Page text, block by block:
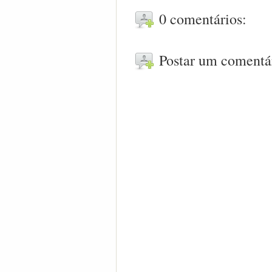
0 comentários:
Postar um